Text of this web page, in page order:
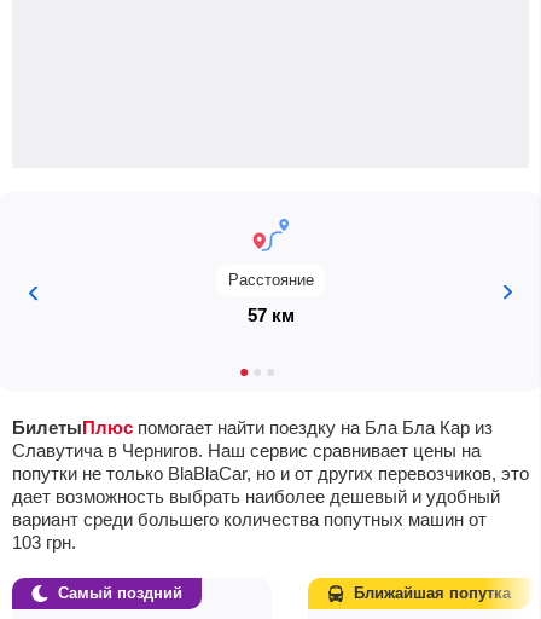
Расстояние
57 км
БилетыПлюс помогает найти поездку на Бла Бла Кар из
Славутича в Чернигов. Наш сервис сравнивает цены на
попутки не только BlaBlaCar, но и от других перевозчиков, это
дает возможность выбрать наиболее дешевый и удобный
вариант среди большего количества попутных машин от
103 грн.
Самый поздний Ближайшая попутка